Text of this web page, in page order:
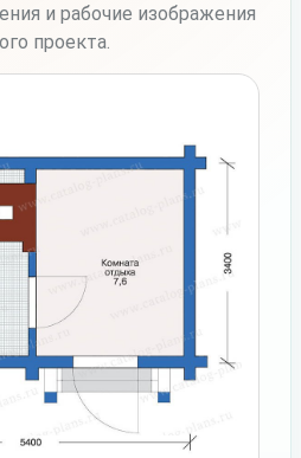
и рабочие изображения
проекта.